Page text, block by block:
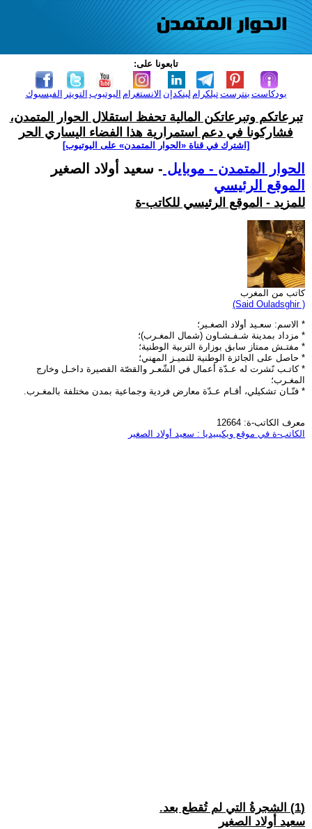
تابعونا على:
الفيسبوك التويتر اليوتيوب الانستغرام لينكدإن تيلكرامبنترست بودكاست
تبرعاتكم وتبرعاتكن المالية تحفظ استقلال الحوار المتمدن،
فشاركونا في دعم استمرارية هذا الفضاء اليساري الحر
[اشترك في قناة ‫«الحوار المتمدن» على اليوتيوب]
الحوار المتمدن - موبايل - سعيد أولاد الصغير
الموقع الرئيسي
للمزيد - الموقع الرئيسي للكاتب-ة
كاتب من المغرب
(Said Ouladsghir )
* الاسم: سعـيد أولاد الصغـير؛
* مزداد بمدينة شـفـشـاون (شمال المغـرب)؛
* مفتـش ممتاز سابق بوزارة التربية الوطنية؛
* حاصل على الجائزة الوطنية للتميـز المهني؛
* كاتـب نًشرت له عـدّة أعمال في الشّعـر والقصّة القصيرة داخـل وخارج
المغـرب؛
* فنّـان تشكيلي، أقـام عـدّة معارض فردية وجماعية بمدن مختلفة بالمغـرب.
معرف الكاتب-ة: 12664
الكاتب-ة في موقع ويكيبيديا : سعيد أولاد الصغير
(1) الشجرةُ التي لم تُقطع بعد.
سعيد أولاد الصغير